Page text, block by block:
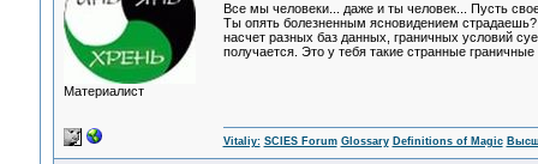
Материалист
Все мы человеки... даже и ты человек... Пусть
Ты опять болезненным ясновидением страдаешь?
насчет разных баз данных, граничных условий
получается. Это у тебя такие странные граничные
Vitaliy: SCIES Forum Glossary Definitions of Magic